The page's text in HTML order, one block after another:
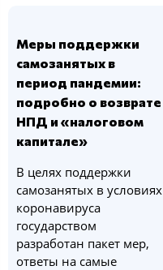
Меры поддержки
самозанятых в
период пандемии:
подробно о возврате
НПД и «налоговом
капитале»
В целях поддержки
самозанятых в условиях
коронавируса
государством
разработан пакет мер,
ответы на самые